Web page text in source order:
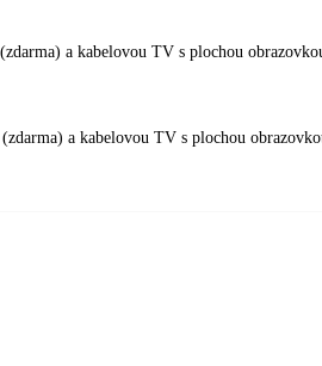
a kabelovou TV s plochou
a kabelovou TV s plochou